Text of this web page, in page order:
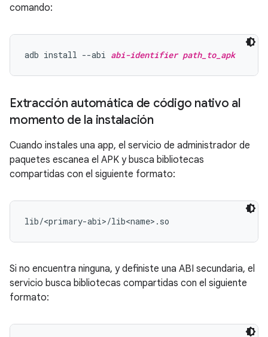
comando:
adb install --abi abi-identifier path_to_apk
Extracción automática de código nativo al
momento de la instalación
Cuando instales una app, el servicio de administrador de
paquetes escanea el APK y busca bibliotecas
compartidas con el siguiente formato:
Si no encuentra ninguna, y definiste una ABI secundaria, el
servicio busca bibliotecas compartidas con el siguiente
formato: